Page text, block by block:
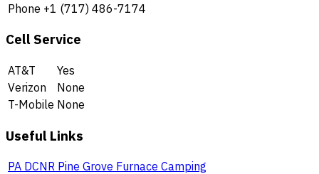
Phone +1 (717) 486-7174
Cell Service
AT&T
Yes
Verizon
None
T-Mobile None
Useful Links
PA DCNR Pine Grove Furnace Camping